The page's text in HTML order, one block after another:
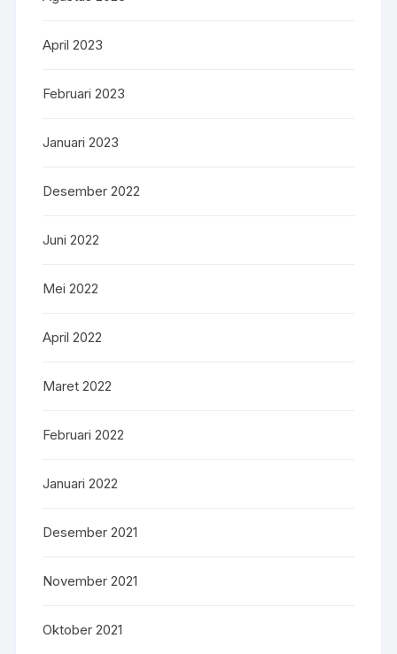
April 2023
Februari 2023
Januari 2023
Desember 2022
Juni 2022
Mei 2022
April 2022
Maret 2022
Februari 2022
Januari 2022
Desember 2021
November 2021
Oktober 2021